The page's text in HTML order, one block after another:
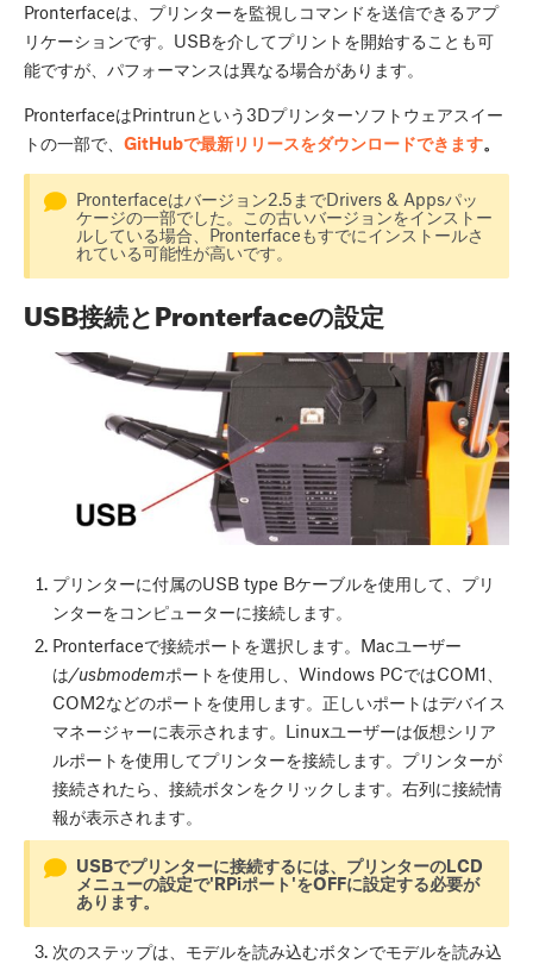
Pronterfaceは、プリンターを監視しコマンドを送信できるアプ
リケーションです。USBを介してプリントを開始することも可
能ですが、パフォーマンスは異なる場合があります。
PronterfaceはPrintrunという3Dプリンターソフトウェアスイー
トの一部で、 GitHubで最新リリースをダウンロードできます。
Pronterfaceはバージョン2.5までDrivers & Appsパッ
ケージの一部でした。この古いバージョンをインストー
ルしている場合、Pronterfaceもすでにインストールさ
れている可能性が高いです。
USB接続とPronterfaceの設定
プリンターに付属のUSB type Bケーブルを使用して、プリ
ンターをコンピューターに接続します。
Pronterfaceで接続ポートを選択します。Macユーザー
は/usbmodemポートを使用し、Windows PCではCOM1、
COM2などのポートを使用します。正しいポートはデバイス
マネージャーに表示されます。Linuxユーザーは仮想シリア
ルポートを使用してプリンターを接続します。プリンターが
接続されたら、 接続ボタンをクリックします。右列に接続情
報が表示されます。
USBでプリンターに接続するには、プリンターのLCD
メニューの設定で'RPiポート'をOFFに設定する必要が
あります。
次のステップは、 モデルを読み込むボタンでモデルを読み込